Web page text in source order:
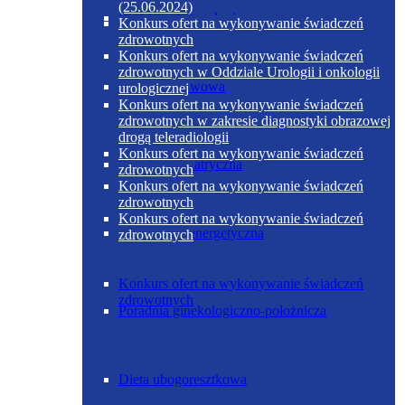
Poradnia diabetologiczna
Poradnia geriatryczna
Poradnia ginekologiczno-położnicza
Dieta podstawowa
Dieta ubogoenergetyczna
Dieta ubogoresztkowa
(25.06.2024)
Konkurs ofert na wykonywanie świadczeń
zdrowotnych
Konkurs ofert na wykonywanie świadczeń
zdrowotnych w Oddziale Urologii i onkologii
urologicznej
Konkurs ofert na wykonywanie świadczeń
zdrowotnych w zakresie diagnostyki obrazowej
drogą teleradiologii
Konkurs ofert na wykonywanie świadczeń
zdrowotnych
Konkurs ofert na wykonywanie świadczeń
zdrowotnych
Konkurs ofert na wykonywanie świadczeń
zdrowotnych
Konkurs ofert na wykonywanie świadczeń
zdrowotnych